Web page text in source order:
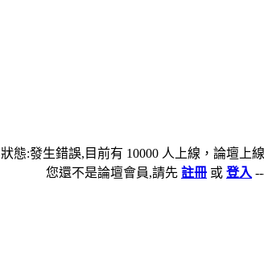
狀態:發生錯誤,目前有 10000 人上線，論壇上
您還不是論壇會員,請先 註冊 或 登入